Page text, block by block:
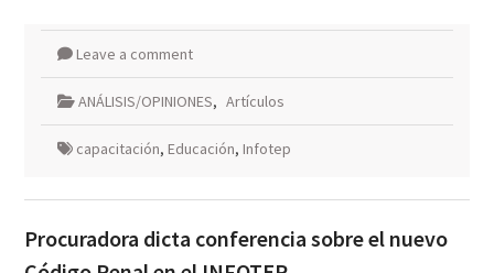
Leave a comment
ANÁLISIS/OPINIONES, Artículos
capacitación, Educación, Infotep
Procuradora dicta conferencia sobre el nuevo